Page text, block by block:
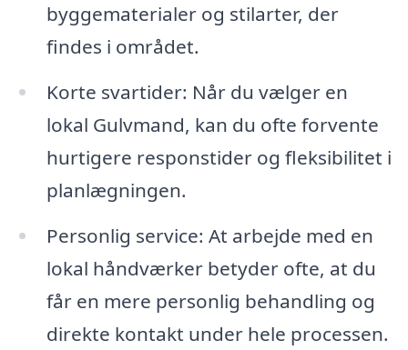
byggematerialer og stilarter, der
findes i området.
Korte svartider: Når du vælger en
lokal Gulvmand, kan du ofte forvente
hurtigere responstider og fleksibilitet i
planlægningen.
Personlig service: At arbejde med en
lokal håndværker betyder ofte, at du
får en mere personlig behandling og
direkte kontakt under hele processen.